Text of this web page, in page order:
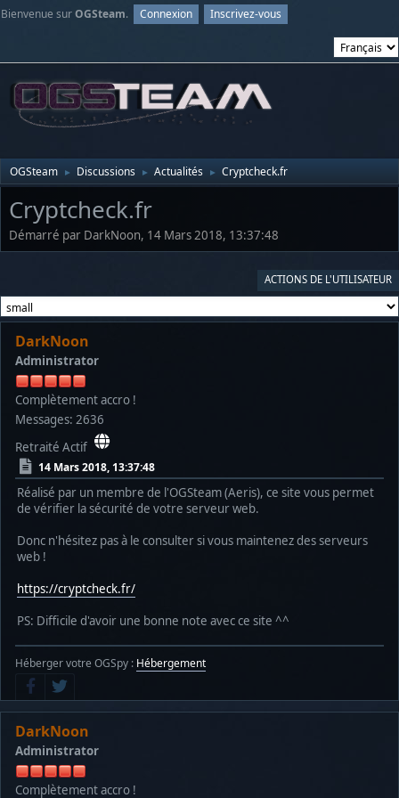
Bienvenue surOGSteam. Connexion Inscrivez-vous
OGSteam ► Discussions ► Actualités ► Cryptcheck.fr
Cryptcheck.fr
Démarré par DarkNoon, 14 Mars 2018, 13:37:48
ACTIONS DE L'UTILISATEUR
DarkNoon
Administrator
Complètement accro !
Messages: 2636
Retraité Actif
14 Mars 2018, 13:37:48
Réalisé par un membre de l'OGSteam (Aeris), ce site vous permet
de vérifier la sécurité de votre serveur web.
Donc n'hésitez pas à le consulter si vous maintenez des serveurs
web !
https://cryptcheck.fr/
PS: Difficile d'avoir une bonne note avec ce site ^^
Héberger votre OGSpy : Hébergement
DarkNoon
Administrator
Complètement accro !